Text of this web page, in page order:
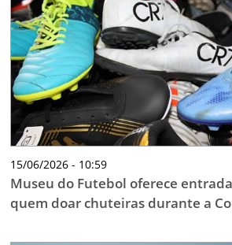
15/06/2026 - 10:59
Museu do Futebol oferece
quem doar chuteiras durante a